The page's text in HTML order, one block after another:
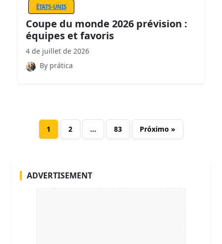
ÉTATS-UNIS
Coupe du monde 2026 prévision :
équipes et favoris
4 de juillet de 2026
By prática
1 2 … 83 Próximo »
ADVERTISEMENT